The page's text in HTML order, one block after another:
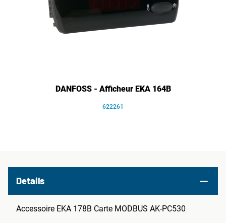
DANFOSS - Afficheur EKA 164B
622261
Details
Accessoire EKA 178B Carte MODBUS AK-PC530